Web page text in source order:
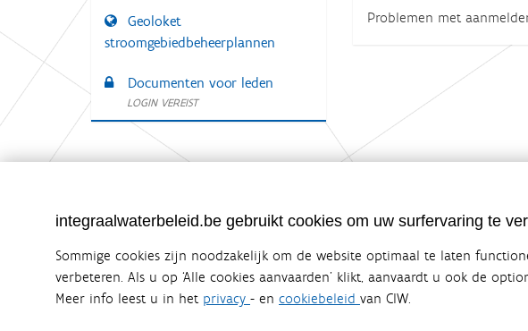
Problemen met
Geoloket
stroomgebiedbeheerplannen
Documenten voor leden
LOGIN VEREIST
integraalwaterbeleid.be gebruikt cookies om uw surfervaring te
Sommige cookies zijn noodzakelijk om de website optimaal te laten
verbeteren. Als u op ‘Alle cookies aanvaarden’ klikt, aanvaardt u ook de
Meer info leest u in het privacy - en cookiebeleid van CIW.
uitgegeven door Coördinatiecommissie Integraal Waterbeleid
De Coördinatiecommissie Integraal Waterbeleid (CIW) is een overlegplatform
zijn. Ook waterbedrijven nemen deel aan het overleg. Deze samenwerking zorgt
waterbeheer in Vlaanderen.